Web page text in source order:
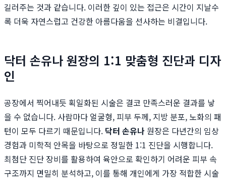
길러주는 것과 같습니다. 이러한 깊이 있는 접근은 시간이 지날수
록 더욱 자연스럽고 건강한 아름다움을 선사하는 비결입니다.
닥터 손유나 원장의 1:1 맞춤형 진단과 디자
인
공장에서 찍어내듯 획일화된 시술은 결코 만족스러운 결과를 낳
을 수 없습니다. 사람마다 얼굴형, 피부 두께, 지방 분포, 노화의 패
턴이 모두 다르기 때문입니다. 닥터 손유나 원장은 다년간의 임상
경험과 미학적 안목을 바탕으로 정밀한 1:1 진단을 시행합니다.
최첨단 진단 장비를 활용하여 육안으로 확인하기 어려운 피부 속
구조까지 면밀히 분석하고, 이를 통해 개인에게 가장 적합한 시술